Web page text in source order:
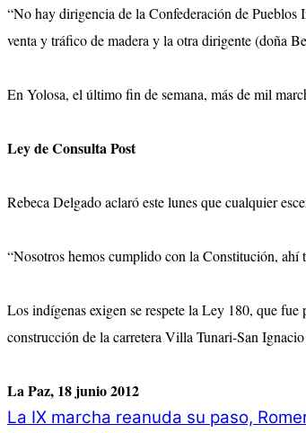
“No hay dirigencia de la Confederación de
venta y tráfico de madera y la otra dirigente (doña
En Yolosa, el último fin de semana, más de mil
Ley de Consulta Post
Rebeca Delgado aclaró este lunes que cualquier
“Nosotros hemos cumplido con la Constitución, ahí
Los indígenas exigen se respete la Ley 180, que
construcción de la carretera Villa Tunari-San
La Paz, 18 junio 2012
La IX marcha reanuda su paso,